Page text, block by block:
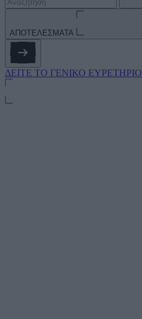
ΑΠΟΤΕΛΕΣΜΑΤΑ
ΔΕΙΤΕ ΤΟ ΓΕΝΙΚΟ ΕΥΡΕΤΗΡΙΟ